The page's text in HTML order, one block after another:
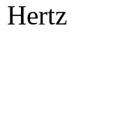
Hertz